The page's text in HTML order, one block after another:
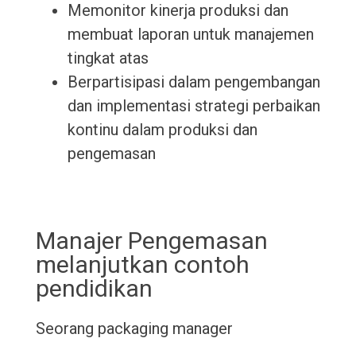
Memonitor kinerja produksi dan
membuat laporan untuk manajemen
tingkat atas
Berpartisipasi dalam pengembangan
dan implementasi strategi perbaikan
kontinu dalam produksi dan
pengemasan
Manajer Pengemasan
melanjutkan contoh
pendidikan
Seorang packaging manager